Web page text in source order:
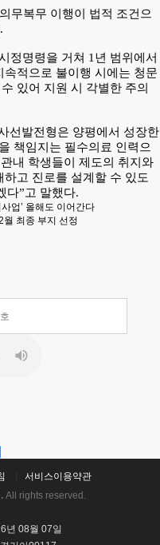
무복무 이행이 법적 조건으
정명령을 거쳐 1년 범위에서
적으로 불이행 시에는 청문
있어 지원 시 각별한 주의
선발전형은 양평에서 성장한
책임지는 필수의료 인력으
내 학생들이 제도의 취지와
고 진로를 설계할 수 있도
다”고 말했다.
업’ 올해도 이어간다
최종 부지 선정
서비스이용약관
All rights reserved.
년 08월 07일